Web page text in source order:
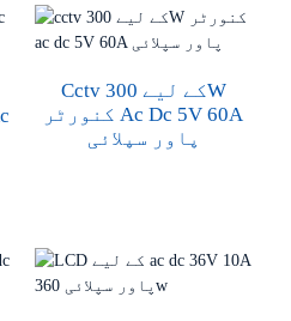
Cctv کے لیے 300W
کنورٹر Ac Dc 5V 60A
پاور سپلائی